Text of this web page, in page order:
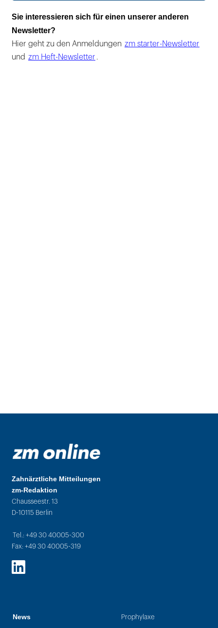
Sie interessieren sich für einen unserer anderen
Newsletter?
Hier geht zu den Anmeldungen zm starter-Newsletter
und zm Heft-Newsletter .
Zahnärztliche Mitteilungen
zm-Redaktion
Chausseestr. 13
D-10115 Berlin
Tel.: +49 30 40005-300
Fax: +49 30 40005-319
LinkedIn
News Prophylaxe